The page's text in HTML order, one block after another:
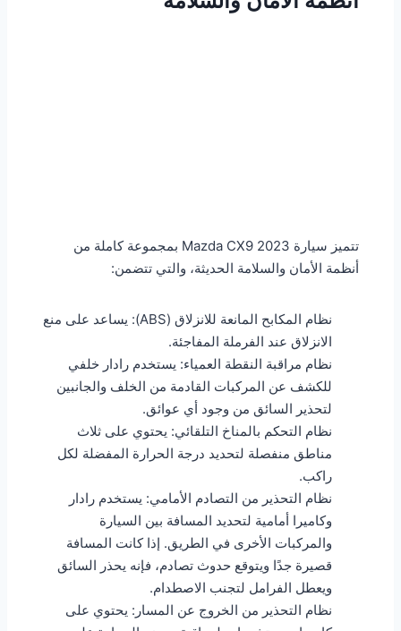
تتميز سيارة Mazda CX9 2023 بمجموعة كاملة من
أنظمة الأمان والسلامة الحديثة، والتي تتضمن:
نظام المكابح المانعة للانزلاق (ABS): يساعد على منع
الانزلاق عند الفرملة المفاجئة.
نظام مراقبة النقطة العمياء: يستخدم رادار خلفي
للكشف عن المركبات القادمة من الخلف والجانبين
لتحذير السائق من وجود أي عوائق.
نظام التحكم بالمناخ التلقائي: يحتوي على ثلاث
مناطق منفصلة لتحديد درجة الحرارة المفضلة لكل
راكب.
نظام التحذير من التصادم الأمامي: يستخدم رادار
وكاميرا أمامية لتحديد المسافة بين السيارة
والمركبات الأخرى في الطريق. إذا كانت المسافة
قصيرة جدًا ويتوقع حدوث تصادم، فإنه يحذر السائق
ويعطل الفرامل لتجنب الاصطدام.
نظام التحذير من الخروج عن المسار: يحتوي على